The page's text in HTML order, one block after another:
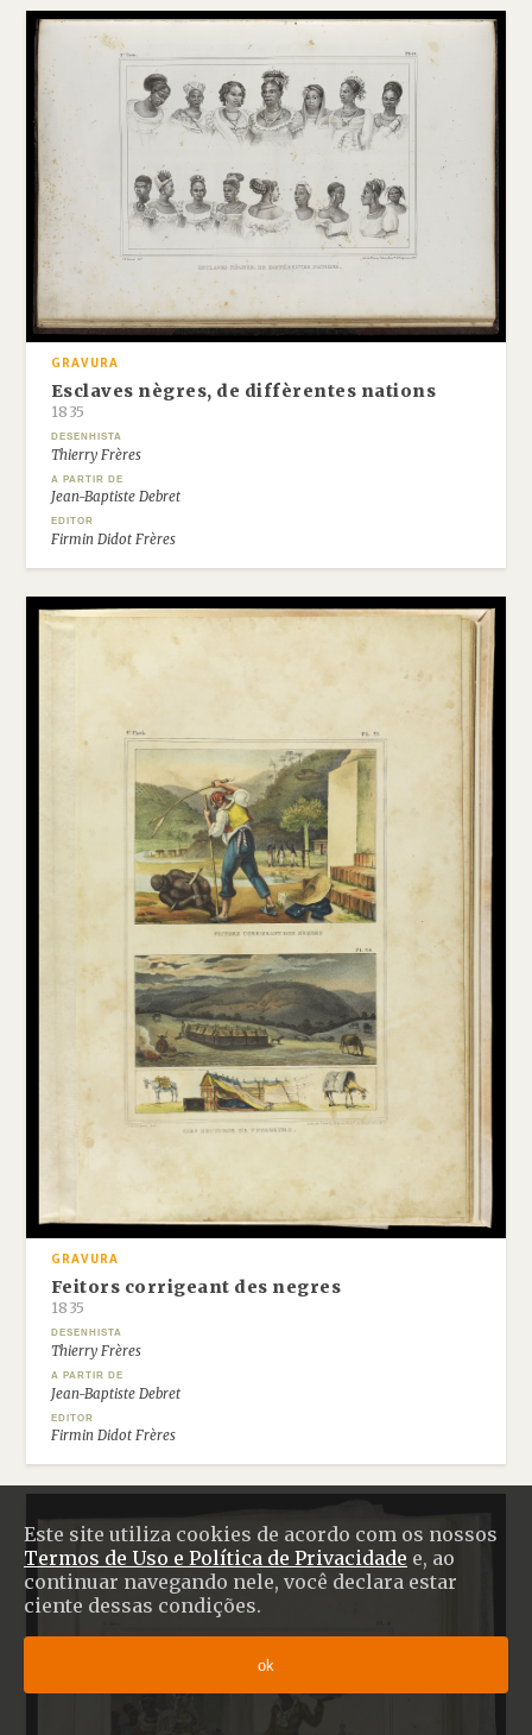
Este site utiliza cookies de acordo com os nossos
Termos de Uso e Política de Privacidade e, ao
continuar navegando nele, você declara estar
ciente dessas condições.
ok
GRAVURA
Esclaves nègres, de diffèrentes nations
1835
DESENHISTA
Thierry Frères
A PARTIR DE
Jean-Baptiste Debret
EDITOR
Firmin Didot Frères
GRAVURA
Feitors corrigeant des negres
1835
DESENHISTA
Thierry Frères
A PARTIR DE
Jean-Baptiste Debret
EDITOR
Firmin Didot Frères